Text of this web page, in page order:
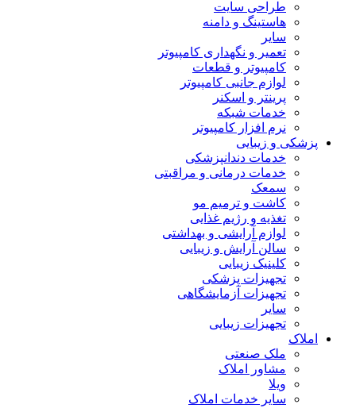
طراحی سایت
هاستینگ و دامنه
سایر
تعمیر و نگهداری کامپیوتر
کامپیوتر و قطعات
لوازم جانبی کامپیوتر
پرینتر و اسکنر
خدمات شبکه
نرم افزار کامپیوتر
پزشکی و زیبایی
خدمات دندانپزشکی
خدمات درمانی و مراقبتی
سمعک
کاشت و ترمیم مو
تغذیه و رژیم غذایی
لوازم آرایشی و بهداشتی
سالن آرایش و زیبایی
کلینیک زیبایی
تجهیزات پزشکی
تجهیزات آزمایشگاهی
سایر
تجهیزات زیبایی
املاک
ملک صنعتی
مشاور املاک
ویلا
سایر خدمات املاک